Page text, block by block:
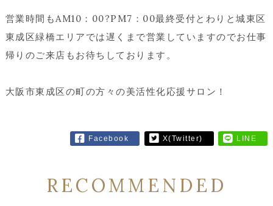
営業時間もAM10：00?PM7：00最終受付とわりと城東区
東成区緑橋エリアでは遅くまで営業していますのでお仕事
帰りのご来店もお待ちしております。
大阪市東成区の町の方々の美活性化応援サロン！
Facebook X(Twitter) LINE
RECOMMENDED